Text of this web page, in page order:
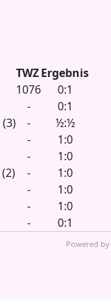
TWZErgebnis
1076
0:1
-
0:1
(3) -
½:½
-
1:0
-
1:0
(2) -
1:0
-
1:0
-
1:0
- 0:1
Powered by